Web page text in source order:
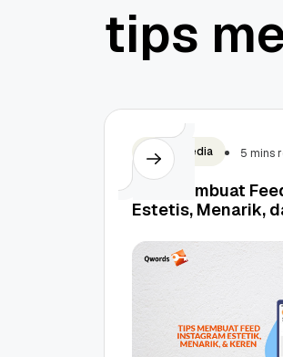
tips m
Social Media 5 mins
Tips Membuat
Estetis, Menarik,